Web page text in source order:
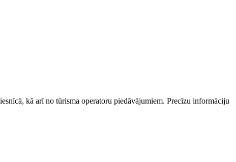
kā arī no tūrisma operatoru piedāvājumiem. Precīzu informāciju